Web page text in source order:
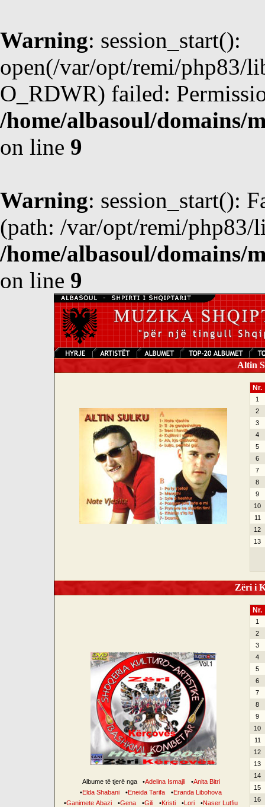
Warning: session_start():
open(/var/opt/remi/php83/
O_RDWR) failed:
/home/albasoul/domains/
on line 9
Warning: session_start():
(path: /var/opt/remi/php83/
/home/albasoul/domains/
on line 9
Altin
Nr.
1
2
3
4
5
6
7
8
9
10
11
12
13
Zëri i
Albume të tjerë nga •Adelina Ismajli •Anita Bitri
•Elda Shabani •Eneida Tarifa •Eranda Libohova
•Ganimete Abazi •Gena •Gili •Kristi •Lori •Naser Lutfiu
Nr.
1
2
3
4
5
6
7
8
9
10
11
12
13
14
15
16